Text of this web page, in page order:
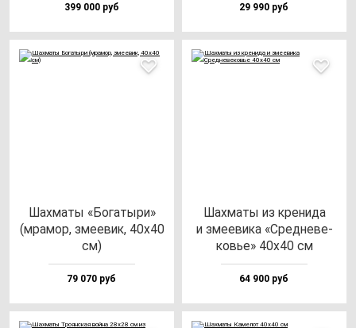
399 000 руб 29 990 руб
Шах­ма­ты «Бога­ты­ри»
(мра­мор, зме­евик, 40х40
см)
79 070 руб
Шах­ма­ты из кре­ни­да
и зме­еви­ка «Сред­не­ве­
ковье» 40х40 см
64 900 руб